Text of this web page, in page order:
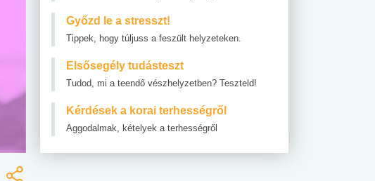
Győzd le a stresszt!
Tippek, hogy túljuss a feszült helyzeteken.
Elsősegély tudásteszt
Tudod, mi a teendő vészhelyzetben? Teszteld!
Kérdések a korai terhességről
Aggodalmak, kételyek a terhességről